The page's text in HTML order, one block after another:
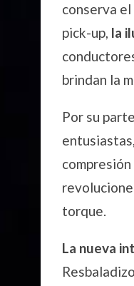
conserva
pick-up, la
brindan la
Por su
torque.
La nueva